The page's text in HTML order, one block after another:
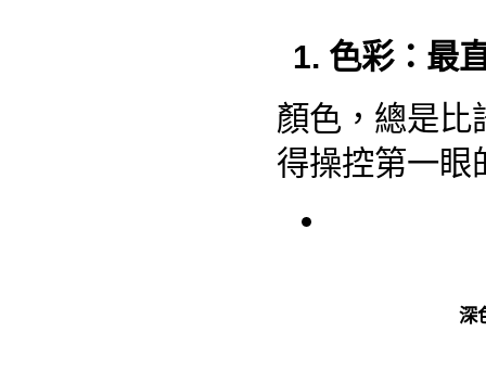
1. 色彩：最
顏色，總是比
得操控第一眼
深